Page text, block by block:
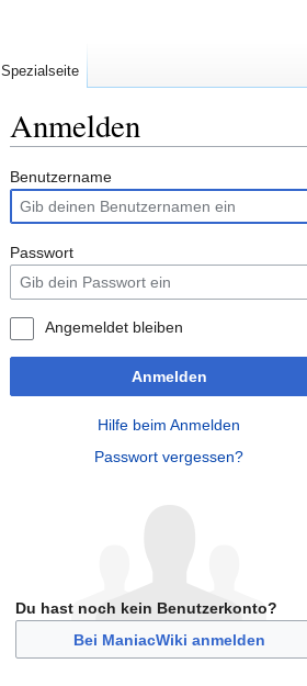
Anmelden
Zur
Navigation
springen
Zur
Suche
springen
Benutzername
Passwort
Angemeldet bleiben
Anmelden
Hilfe beim Anmelden
Passwort vergessen?
Du hast noch kein Benutzerkonto?
Bei ManiacWiki anmelden
Spezialseite